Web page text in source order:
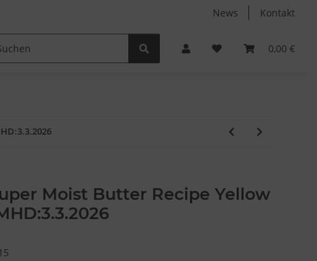
News Kontakt
0,00 €
Non-Food
Moist Butter Recipe Yellow